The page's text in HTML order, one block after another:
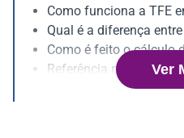
Como funciona a TFE
Qual é a diferença
Como é feito o cálculo
Referência para
Quando deve ser
Ver